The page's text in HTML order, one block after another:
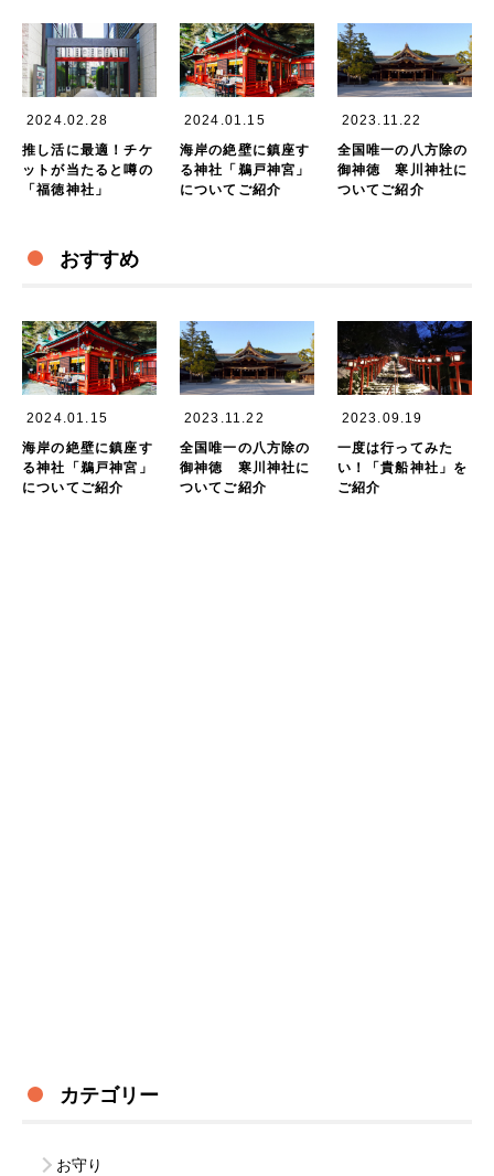
推し活に最適！チケ
ットが当たると噂の
「福徳神社」
2024.02.28
海岸の絶壁に鎮座す
る神社「鵜戸神宮」
についてご紹介
2024.01.15
全国唯一の八方除の
御神徳 寒川神社に
ついてご紹介
2023.11.22
おすすめ
海岸の絶壁に鎮座す
る神社「鵜戸神宮」
についてご紹介
2024.01.15
全国唯一の八方除の
御神徳 寒川神社に
ついてご紹介
2023.11.22
一度は行ってみた
い！「貴船神社」を
ご紹介
2023.09.19
カテゴリー
お守り